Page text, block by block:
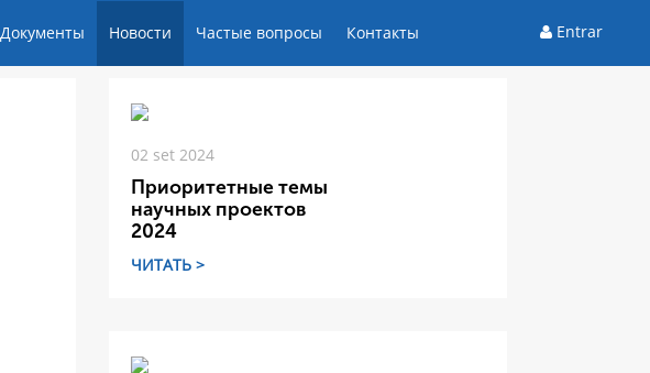
Документы Новости Частые вопросы Контакты Entrar
02 set 2024
Приоритетные темы
научных проектов
2024
ЧИТАТЬ >